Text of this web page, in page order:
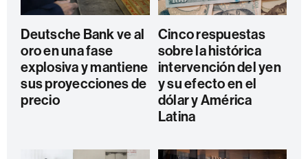
Deutsche Bank ve al
oro en una fase
explosiva y mantiene
sus proyecciones de
precio
Cinco respuestas
sobre la histórica
intervención del yen
y su efecto en el
dólar y América
Latina